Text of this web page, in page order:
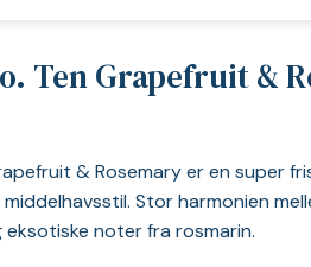
Ten Grapefruit &
& Rosemary er en super
Stor harmonien
noter fra rosmarin.